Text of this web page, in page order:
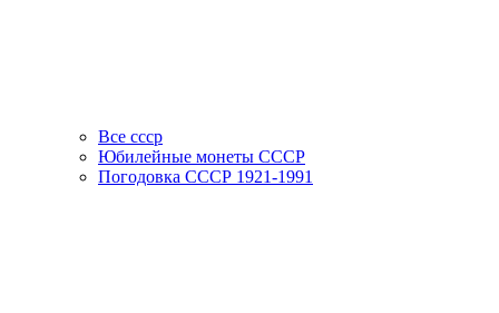
Все ссср
Юбилейные монеты СССР
Погодовка СССР 1921-1991